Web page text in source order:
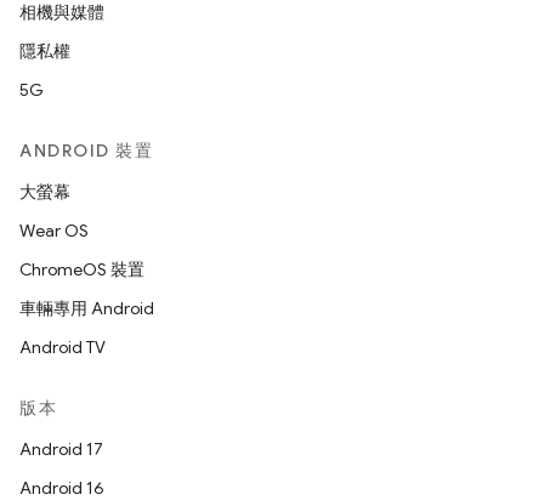
相機與媒體
隱私權
5G
ANDROID 裝置
大螢幕
Wear OS
ChromeOS 裝置
車輛專用 Android
Android TV
版本
Android 17
Android 16